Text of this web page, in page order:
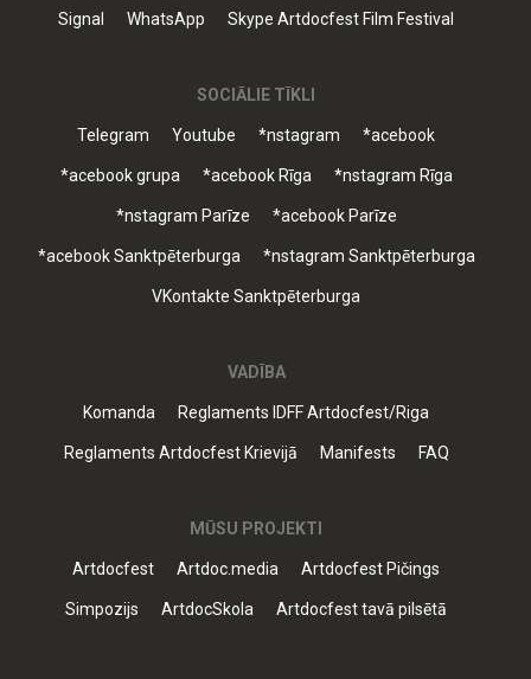
Signal WhatsApp Skype Artdocfest Film Festival
SOCIĀLIE TĪKLI
Telegram Youtube *nstagram *acebook
*acebook grupa *acebook Rīga *nstagram Rīga
*nstagram Parīze *acebook Parīze
*acebook Sanktpēterburga *nstagram Sanktpēterburga
VKontakte Sanktpēterburga
VADĪBA
Komanda Reglaments IDFF Artdocfest/Riga
Reglaments Artdocfest Krievijā Manifests FAQ
MŪSU PROJEKTI
Artdocfest Artdoc.media Artdocfest Pičings
Simpozijs ArtdocSkola Artdocfest tavā pilsētā